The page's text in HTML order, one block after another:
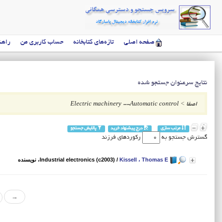
صفحه اصلی تازه‌های کتابخانه حساب کاربری من
نتایج سرعنوان جستجو شده
اصفا >
Electric machinery --Automatic control
مرتب سازی درج پیشنهاد خرید پالایش جستجو
گسترش جستجو به رکوردهای فرزند
Industrial electronics (c2003) / Kissell ، Thomas E ، نویسنده
→